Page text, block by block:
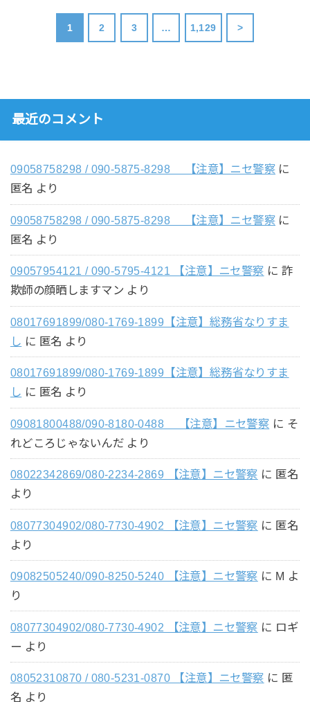
1 2 3 … 1,129 >
最近のコメント
09058758298 / 090-5875-8298 【注意】ニセ警察 に
匿名 より
09058758298 / 090-5875-8298 【注意】ニセ警察 に
匿名 より
09057954121 / 090-5795-4121 【注意】ニセ警察 に 詐
欺師の顔晒しますマン より
08017691899/080-1769-1899【注意】総務省なりすま
し に 匿名 より
08017691899/080-1769-1899【注意】総務省なりすま
し に 匿名 より
09081800488/090-8180-0488 【注意】ニセ警察 に そ
れどころじゃないんだより
08022342869/080-2234-2869 【注意】ニセ警察 に 匿名
より
08077304902/080-7730-4902 【注意】ニセ警察 に 匿名
より
09082505240/090-8250-5240 【注意】ニセ警察 に M よ
り
08077304902/080-7730-4902 【注意】ニセ警察 に ロギ
ー より
08052310870 / 080-5231-0870 【注意】ニセ警察 に 匿
名 より